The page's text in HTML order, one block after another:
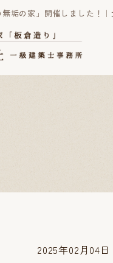
垢の家」開催しました！
2025年02月04日